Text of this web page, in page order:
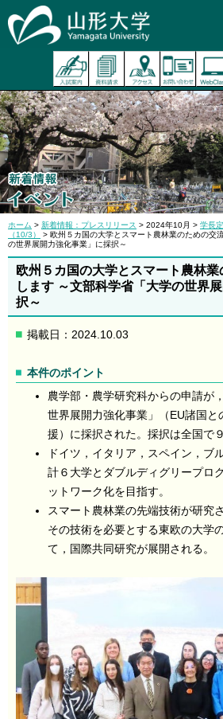
ホーム > 新着情報：プレスリリース > 2024年10月 > 学長
（10/3）
> 欧州５カ国の大学とスマート農林業のための交
の世界展開力強化事業」に採択～
欧州５カ国の大学とスマート農林
します ～文部科学省「大学の世界
択～
掲載日：2024.10.03
本件のポイント
農学部・農学研究科からの申請が
世界展開力強化事業」（EU諸国と
援）に採択された。採択は全国で
ドイツ，イタリア，スペイン，ブ
計６大学とダブルディグリープロ
ットワーク化を目指す。
スマート農林業の先端技術が研究
その技術を必要とする東欧の大学
て，国際共同研究が展開される。